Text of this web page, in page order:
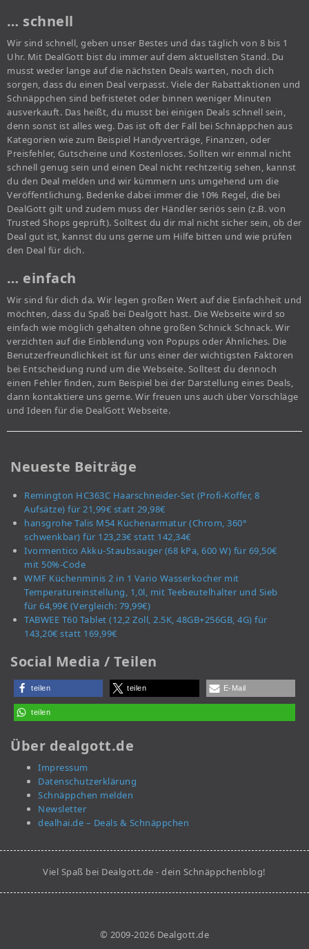
… schnell
Wir sind schnell, geben unser Bestes und das täglich von 8 bis 1
Uhr. Mit DealGott bist du immer auf dem aktuellsten Stand. Du
musst weder lange auf die nächsten Deals warten, noch dich
sorgen, dass du einen Deal verpasst. Viele der Rabattaktionen und
Schnäppchen sind befristetet oder binnen weniger Minuten
ausverkauft. Das heißt, du musst bei einigen Deals schnell sein,
denn sonst ist alles weg. Das ist oft der Fall bei Schnäppchen aus
Kategorien wie zum Beispiel Handyverträge, Finanzen, oder
Preisfehler, Gutscheine und Kostenloses. Sollten wir einmal nicht
schnell genug sein und einen Deal nicht rechtzeitig sehen, kannst
du den Deal melden und wir kümmern uns umgehend um die
Veröffentlichung. Bedenke dabei immer die 10% Regel, die bei
DealGott gilt und zudem muss der Händler seriös sein (z.B. von
Trusted Shops geprüft). Solltest du dir mal nicht sicher sein, ob der
Deal gut ist, kannst du uns gerne um Hilfe bitten und wie prüfen
den Deal für dich.
… einfach
Wir sind für dich da. Wir legen großen Wert auf die Einfachheit und
möchten, dass du Spaß bei Dealgott hast. Die Webseite wird so
einfach wie möglich gehalten ohne großen Schnick Schnack. Wir
verzichten auf die Einblendung von Popups oder Ähnliches. Die
Benutzerfreundlichkeit ist für uns einer der wichtigsten Faktoren
bei Entscheidung rund um die Webseite. Solltest du dennoch
einen Fehler finden, zum Beispiel bei der Darstellung eines Deals,
dann kontaktiere uns gerne. Wir freuen uns auch über Vorschläge
und Ideen für die DealGott Webseite.
Neueste Beiträge
Remington HC363C Haarschneider-Set (Profi-Koffer, 8
Aufsätze) für 21,99€ statt 29,98€
hansgrohe Talis M54 Küchenarmatur (Chrom, 360°
schwenkbar) für 123,23€ statt 142,34€
Ivormentico Akku-Staubsauger (68 kPa, 600 W) für 69,50€
mit 50%-Code
WMF Küchenminis 2 in 1 Vario Wasserkocher mit
Temperatureinstellung, 1,0l, mit Teebeutelhalter und Sieb
für 64,99€ (Vergleich: 79,99€)
TABWEE T60 Tablet (12,2 Zoll, 2.5K, 48GB+256GB, 4G) für
143,20€ statt 169,99€
Social Media / Teilen
teilen teilen E-Mail
teilen
Über dealgott.de
Impressum
Datenschutzerklärung
Schnäppchen melden
Newsletter
dealhai.de – Deals & Schnäppchen
Viel Spaß bei Dealgott.de - dein Schnäppchenblog!
© 2009-2026 Dealgott.de